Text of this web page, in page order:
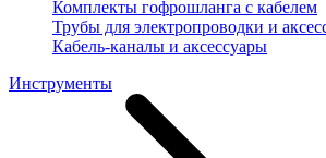
Комплекты гофрошланга с кабелем
Трубы для электропроводки и
Кабель-каналы и аксессуары
Инструменты